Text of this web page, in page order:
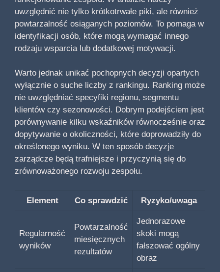
uwzględnić nie tylko krótkotrwałe piki, ale również
powtarzalność osiąganych poziomów. To pomaga w
identyfikacji osób, które mogą wymagać innego
rodzaju wsparcia lub dodatkowej motywacji.
Warto jednak unikać pochopnych decyzji opartych
wyłącznie o suche liczby z rankingu. Ranking może
nie uwzględniać specyfiki regionu, segmentu
klientów czy sezonowości. Dobrym podejściem jest
porównywanie kilku wskaźników równocześnie oraz
dopytywanie o okoliczności, które doprowadziły do
określonego wyniku. W ten sposób decyzje
zarządcze będą trafniejsze i przyczynią się do
zrównoważonego rozwoju zespołu.
Element Co sprawdzić Ryzyko/uwaga
Regularność
wyników
Powtarzalność
miesięcznych
rezultatów
Jednorazowe
skoki mogą
fałszować ogólny
obraz